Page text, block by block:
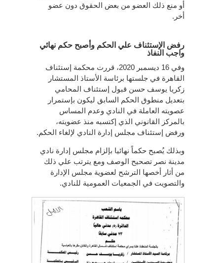
أو منع ذلك العضو من بعض الحقوق دون عضو
أخر.
رفض الإستئناف علي الحكم وأصبح حكم نهائي
واجب النفاذ
وفي 16 ديسمبر 2020، قررت محكمة إستئناف
القاهرة في جلستها برئاسة الأستاذ المستشار
زكريا يوسف حسن قبول إستئناف المحامي
بتعديل منطوق الحكم السابق ليكون بإستمرار
عصويته العاملة في النادي وعدم المساس
بالمركز القانوني الذي إكتسبه منذ عضويته،
ورفض إستئناف مجلس إدارة النادي لإلغاء الحكم.
وبذلك يُصبح حكماً نهائيا بإلزام مجلس إدارة نادي
مدينة نصر تصحيح الوصف ومع يترتب علي ذلك
من أثار أخصها الترشح لعضوية مجلس الإدارة
والتصويت في الجمعيات العمومية للنادي.